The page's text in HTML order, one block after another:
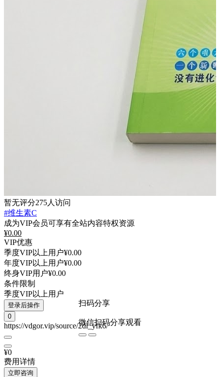
暂无评分275人访问
#维生素C
成为VIP会员可享有全站内容特权资源
¥0.00
VIP优惠
季度VIP以上用户¥0.00
年度VIP以上用户¥0.00
终身VIP用户¥0.00
条件限制
季度VIP以上用户
登录后操作
0
https://vdgor.vip/source/2dl_yfk6/
扫码分享
微信扫码分享观看
¥0
费用详情
立即咨询